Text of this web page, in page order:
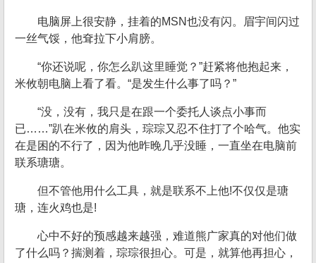
电脑屏上很安静，挂着的MSN也没有闪。眉宇间闪过
一丝气馁，他耷拉下小肩膀。
“你还说呢，你怎么趴这里睡觉？”赶紧将他抱起来，
米攸朝电脑上看了看。“是发生什么事了吗？”
“没，没有，我只是在跟一个委托人谈点小事而
已……”趴在米攸的肩头，琮琮又忍不住打了个哈气。他实
在是困的不行了，因为他昨晚几乎没睡，一直坐在电脑前
联系瑭瑭。
但不管他用什么工具，就是联系不上他!不仅仅是瑭
瑭，连火鸡也是!
心中不好的预感越来越强，难道熊广家真的对他们做
了什么吗？揣测着，琮琮很担心。可是，就算他再担心，